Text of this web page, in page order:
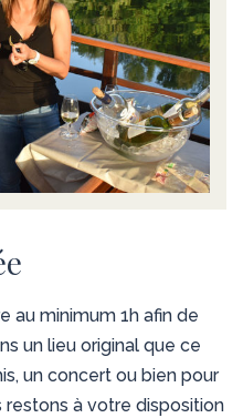
au minimum 1h afin de
un lieu original que ce
un concert ou bien pour
à votre disposition